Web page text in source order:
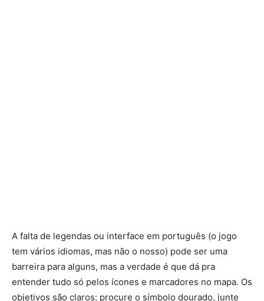
A falta de legendas ou interface em português (o jogo
tem vários idiomas, mas não o nosso) pode ser uma
barreira para alguns, mas a verdade é que dá pra
entender tudo só pelos ícones e marcadores no mapa. Os
objetivos são claros: procure o símbolo dourado, junte